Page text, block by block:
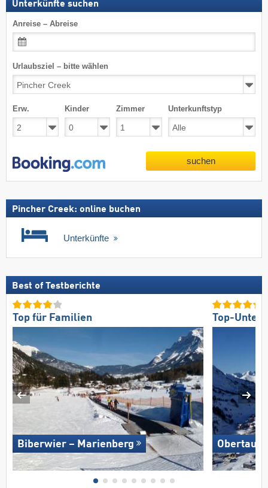
Unterkünfte suchen
Anreise – Abreise
Urlaubsziel – bitte wählen
Erw. Kinder Zimmer Unterkunftstyp
suchen
Pincher Creek: online buchen
Unterkünfte
Best of Testberichte
Top für Familien
Biberwier – Marienberg
Top-